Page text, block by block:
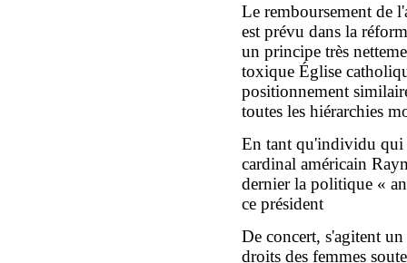
Le remboursement de
est prévu dans la
un principe très
toxique Église
positionnement
toutes les hiérarchies
En tant qu'individu qui
cardinal américain
dernier la politique «
ce président
De concert, s'agitent
droits des femmes